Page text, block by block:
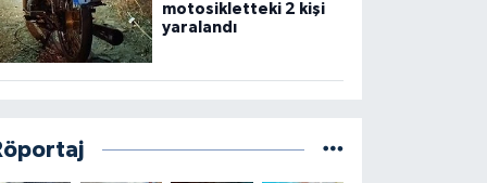
motosikletteki 2 kişi
yaralandı